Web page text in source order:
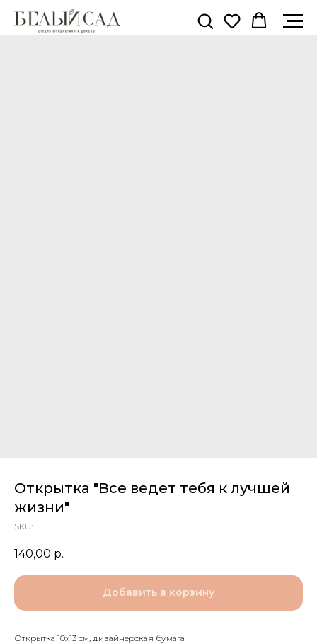
Открытка "Все ведет тебя к лучшей
жизни"
SKU:
140,00 р.
Добавить в корзину
Открытка 10х13 см, дизайнерская бумага